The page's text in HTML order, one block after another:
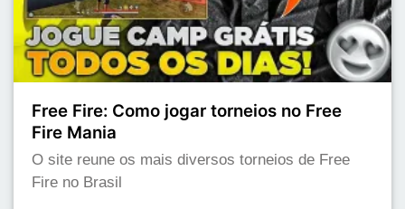
Free Fire: Como jogar torneios no Free
Fire Mania
O site reune os mais diversos torneios de Free
Fire no Brasil